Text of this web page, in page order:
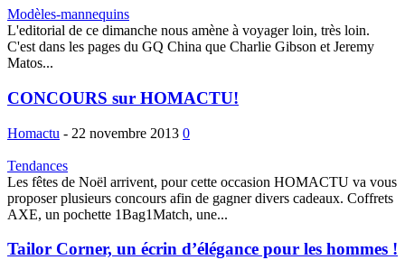
Modèles-mannequins
L'editorial de ce dimanche nous amène à voyager loin, très loin.
C'est dans les pages du GQ China que Charlie Gibson et Jeremy
Matos...
CONCOURS sur HOMACTU!
Homactu - 22 novembre 2013 0
Tendances
Les fêtes de Noël arrivent, pour cette occasion HOMACTU va vous
proposer plusieurs concours afin de gagner divers cadeaux. Coffrets
AXE, un pochette 1Bag1Match, une...
Tailor Corner, un écrin d’élégance pour les hommes !